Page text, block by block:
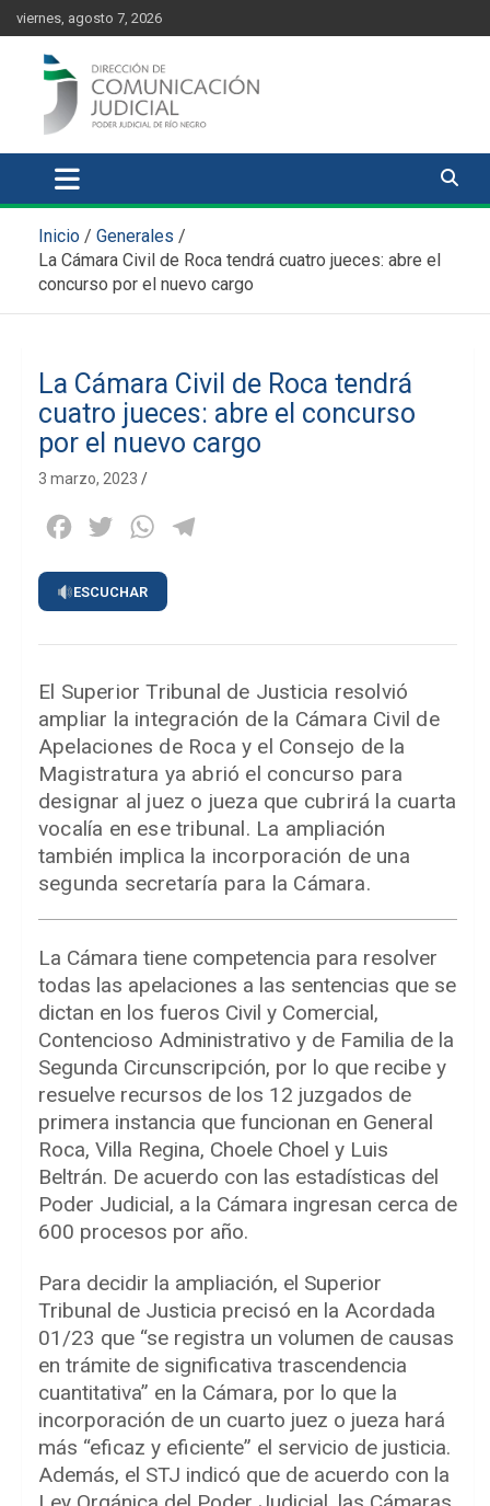
content
Skip
to
content
viernes, agosto 7, 2026
Comunicación Judicial
Inicio
Generales
La Cámara Civil de Roca tendrá cuatro jueces: abre el
concurso por el nuevo cargo
La Cámara Civil de Roca tendrá
cuatro jueces: abre el concurso
por el nuevo cargo
3 marzo, 2023
Facebook
Twitter WhatsApp
ESCUCHAR
El Superior Tribunal de Justicia resolvió
ampliar la integración de la Cámara Civil de
Apelaciones de Roca y el Consejo de la
Magistratura ya abrió el concurso para
designar al juez o jueza que cubrirá la cuarta
vocalía en ese tribunal. La ampliación
también implica la incorporación de una
segunda secretaría para la Cámara.
La Cámara tiene competencia para resolver
todas las apelaciones a las sentencias que se
dictan en los fueros Civil y Comercial,
Contencioso Administrativo y de Familia de la
Segunda Circunscripción, por lo que recibe y
resuelve recursos de los 12 juzgados de
primera instancia que funcionan en General
Roca, Villa Regina, Choele Choel y Luis
Beltrán. De acuerdo con las estadísticas del
Poder Judicial, a la Cámara ingresan cerca de
600 procesos por año.
Para decidir la ampliación, el Superior
Tribunal de Justicia precisó en la Acordada
01/23 que “se registra un volumen de causas
en trámite de significativa trascendencia
cuantitativa” en la Cámara, por lo que la
incorporación de un cuarto juez o jueza hará
más “eficaz y eficiente” el servicio de justicia.
Además, el STJ indicó que de acuerdo con la